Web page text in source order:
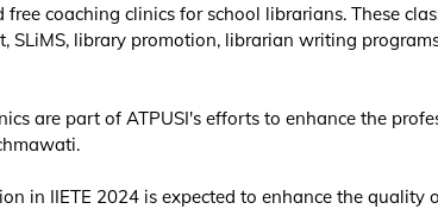
free coaching clinics for school librarians. These
SLiMS, library promotion, librarian writing
are part of ATPUSI's efforts to enhance the
in IIETE 2024 is expected to enhance the quality